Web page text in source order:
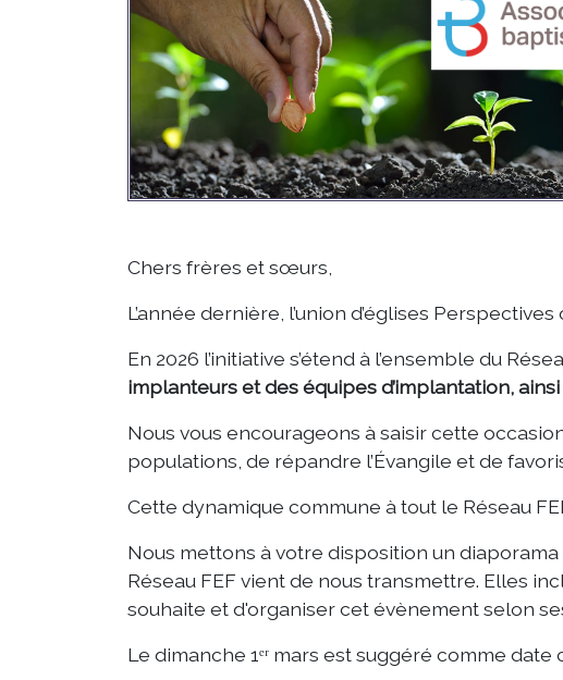
Chers frères et sœurs,
L’année dernière, l’union d’églises
En 2026 l’initiative s’étend à l’ensemble du
implanteurs et des équipes d’implantation,
Nous vous encourageons à saisir cette
populations, de répandre l’Évangile et de
Cette dynamique commune à tout le Réseau
Nous mettons à votre disposition un
Réseau FEF vient de nous transmettre. Elles
souhaite et d'organiser cet évènement selon
Le dimanche 1ᵉʳ mars est suggéré comme date